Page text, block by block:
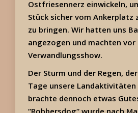
Ostfriesennerz einwickeln,
Stück sicher vom Ankerplatz
zu bringen. Wir hatten uns
angezogen und machten vor
Verwandlungsshow.
Der Sturm und der Regen,
Tage unsere
brachte dennoch etwas